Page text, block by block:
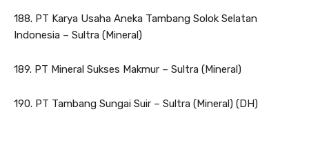
188. PT Karya Usaha Aneka Tambang Solok Selatan
Indonesia – Sultra (Mineral)
189. PT Mineral Sukses Makmur – Sultra (Mineral)
190. PT Tambang Sungai Suir – Sultra (Mineral) (DH)